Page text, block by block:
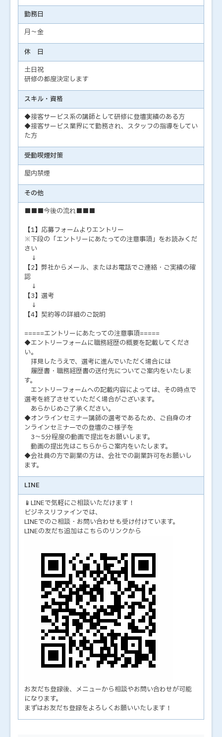
勤務日
月～金
休 日
土日祝
研修の都度決定します
スキル・資格
◆接客サービス系の講師として研修に登壇実績のある方
◆接客サービス業界にて勤務され、スタッフの指導をしてい
た方
受動喫煙対策
屋内禁煙
その他
■■■今後の流れ■■■
【1】応募フォームよりエントリー
※下段の「エントリーにあたっての注意事項」をお読みくだ
さい
↓
【2】弊社からメール、またはお電話でご連絡・ご実績の確
認
↓
【3】選考
↓
【4】契約等の詳細のご説明
=====エントリーにあたっての注意事項=====
◆エントリーフォームに職務経歴の概要を記載してくださ
い。
拝見したうえで、選考に進んでいただく場合には
履歴書・職務経歴書の送付先についてご案内をいたしま
す。
エントリーフォームへの記載内容によっては、その時点で
選考を終了させていただく場合がございます。
あらかじめご了承ください。
◆オンラインセミナー講師の選考であるため、ご自身のオ
ンラインセミナーでの登壇のご様子を
3～5分程度の動画で提出をお願いします。
動画の提出先はこちらからご案内をいたします。
◆会社員の方で副業の方は、会社での副業許可をお願いし
ます。
LINE
📱LINEで気軽にご相談いただけます！
ビジネスリファインでは、
LINEでのご相談・お問い合わせも受け付けています。
LINEの友だち追加はこちらのリンクから
お友だち登録後、メニューから相談やお問い合わせが可能
になります。
まずはお友だち登録をよろしくお願いいたします！